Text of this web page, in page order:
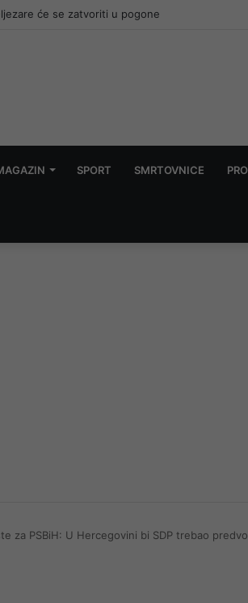
SPORT SMRTOVNICE
za PSBiH: U Hercegovini bi SDP trebao